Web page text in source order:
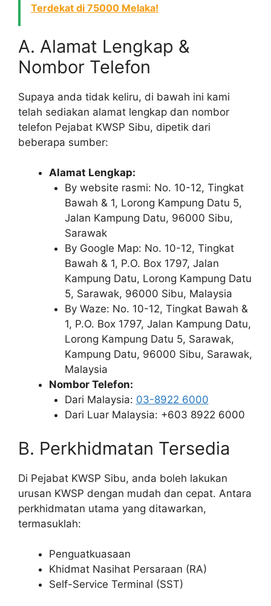
Terdekat di 75000 Melaka!
A. Alamat Lengkap &
Nombor Telefon
Supaya anda tidak keliru, di bawah ini kami
telah sediakan alamat lengkap dan nombor
telefon Pejabat KWSP Sibu, dipetik dari
beberapa sumber:
Alamat Lengkap:
By website rasmi: No. 10-12, Tingkat
Bawah & 1, Lorong Kampung Datu 5,
Jalan Kampung Datu, 96000 Sibu,
Sarawak
By Google Map: No. 10-12, Tingkat
Bawah & 1, P.O. Box 1797, Jalan
Kampung Datu, Lorong Kampung Datu
5, Sarawak, 96000 Sibu, Malaysia
By Waze: No. 10-12, Tingkat Bawah &
1, P.O. Box 1797, Jalan Kampung Datu,
Lorong Kampung Datu 5, Sarawak,
Kampung Datu, 96000 Sibu, Sarawak,
Malaysia
Nombor Telefon:
Dari Malaysia: 03-8922 6000
Dari Luar Malaysia: +603 8922 6000
B. Perkhidmatan Tersedia
Di Pejabat KWSP Sibu, anda boleh lakukan
urusan KWSP dengan mudah dan cepat. Antara
perkhidmatan utama yang ditawarkan,
termasuklah:
Penguatkuasaan
Khidmat Nasihat Persaraan (RA)
Self-Service Terminal (SST)